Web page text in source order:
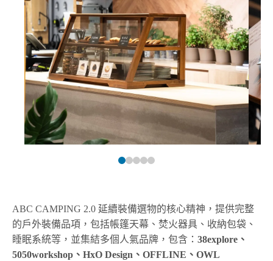
ABC CAMPING 2.0 延續裝備選物的核心精神，提供完整
的戶外裝備品項，包括帳篷天幕、焚火器具、收納包袋、
睡眠系統等，並集結多個人氣品牌，包含： 38explore、
5050workshop、HxO Design、OFFLINE、OWL